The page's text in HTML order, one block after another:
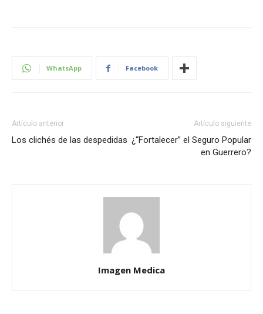
WhatsApp Facebook
Artículo anterior
Los clichés de las despedidas
Artículo siguiente
¿“Fortalecer” el Seguro Popular
en Guerrero?
Imagen Medica